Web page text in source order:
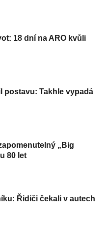
18 dní na ARO kvůli
postavu: Takhle vypadá
„Big
80 let
Řidiči čekali v autech